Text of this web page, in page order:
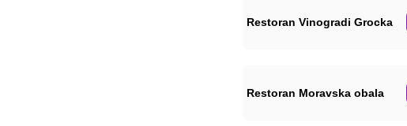
Restoran Vinogradi Grocka
Restoran Moravska obala